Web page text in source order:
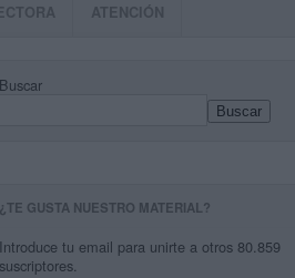
ATENCIÓN
Buscar
Buscar
¿TE GUSTA NUESTRO MATERIAL?
Introduce tu email para unirte a otros 80.859
suscriptores.